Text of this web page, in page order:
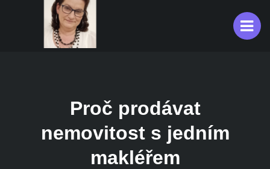
Proč prodávat
nemovitost s jedním
makléřem